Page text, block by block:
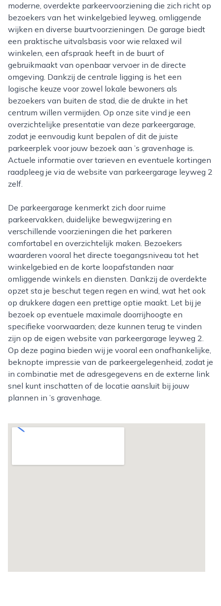
moderne, overdekte parkeervoorziening die zich richt op
bezoekers van het winkelgebied leyweg, omliggende
wijken en diverse buurtvoorzieningen. De garage biedt
een praktische uitvalsbasis voor wie relaxed wil
winkelen, een afspraak heeft in de buurt of
gebruikmaakt van openbaar vervoer in de directe
omgeving. Dankzij de centrale ligging is het een
logische keuze voor zowel lokale bewoners als
bezoekers van buiten de stad, die de drukte in het
centrum willen vermijden. Op onze site vind je een
overzichtelijke presentatie van deze parkeergarage,
zodat je eenvoudig kunt bepalen of dit de juiste
parkeerplek voor jouw bezoek aan ’s gravenhage is.
Actuele informatie over tarieven en eventuele kortingen
raadpleeg je via de website van parkeergarage leyweg 2
zelf.
De parkeergarage kenmerkt zich door ruime
parkeervakken, duidelijke bewegwijzering en
verschillende voorzieningen die het parkeren
comfortabel en overzichtelijk maken. Bezoekers
waarderen vooral het directe toegangsniveau tot het
winkelgebied en de korte loopafstanden naar
omliggende winkels en diensten. Dankzij de overdekte
opzet sta je beschut tegen regen en wind, wat het ook
op drukkere dagen een prettige optie maakt. Let bij je
bezoek op eventuele maximale doorrijhoogte en
specifieke voorwaarden; deze kunnen terug te vinden
zijn op de eigen website van parkeergarage leyweg 2.
Op deze pagina bieden wij je vooral een onafhankelijke,
beknopte impressie van de parkeergelegenheid, zodat je
in combinatie met de adresgegevens en de externe link
snel kunt inschatten of de locatie aansluit bij jouw
plannen in ’s gravenhage.